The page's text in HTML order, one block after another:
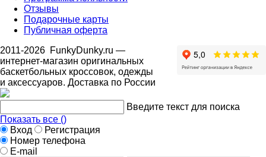
Отзывы
Подарочные карты
Публичная оферта
2011-2026 FunkyDunky.ru —
интернет-магазин оригинальных
баскетбольных кроссовок, одежды
и аксессуаров. Доставка по России
Введите текст для поиска
Показать все ()
Вход
Регистрация
Номер телефона
E-mail